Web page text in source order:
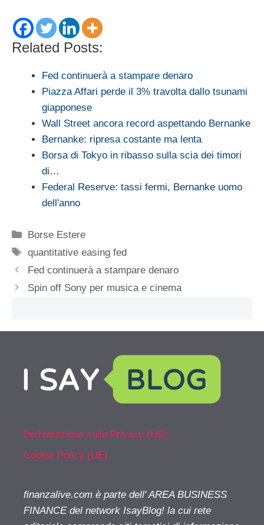
Related Posts:
Fed continuerà a stampare denaro
Piazza Affari perde il 3% travolta dallo tsunami
giapponese
Wall Street ancora record aspettando Bernanke
Bernanke: ripresa costante ma lenta
Borsa di Tokyo in ribasso sulla scia dei timori
di…
Federal Reserve: tassi fermi, Bernanke uomo
dell'anno
Categorie
Borse Estere
Tag
quantitative easing fed
Fed continuerà a stampare denaro
Spin off Sony per musica e cinema
Dichiarazione sulla Privacy (UE)
Cookie Policy (UE)
finanzalive.com è parte dell' AREA BUSINESS
FINANCE del network IsayBlog! la cui rete